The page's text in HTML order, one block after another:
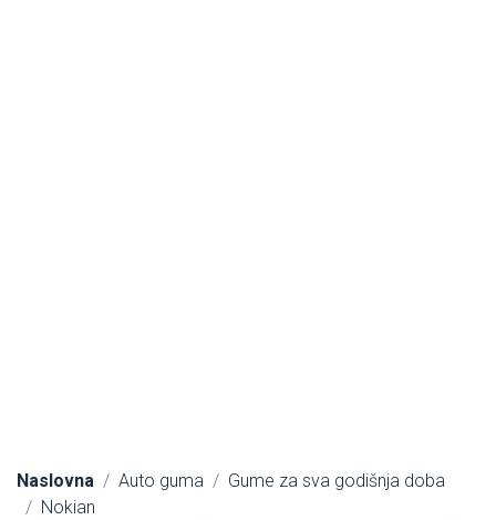
Naslovna Auto guma
Gume za sva godišnja doba
Nokian